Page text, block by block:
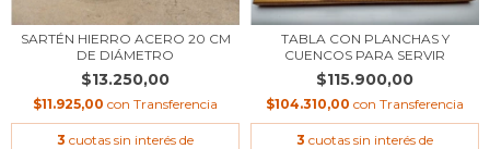
SARTÉN HIERRO ACERO 20 CM
DE DIÁMETRO
$13.250,00
$11.925,00 con Transferencia
3 cuotas sin interés de
TABLA CON PLANCHAS Y
CUENCOS PARA SERVIR
$115.900,00
$104.310,00 con Transferencia
3 cuotas sin interés de